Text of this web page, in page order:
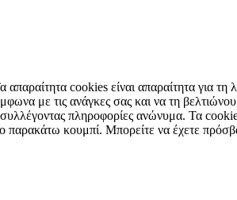
cookies είναι απαραίτητα για τη
με τις ανάγκες σας και να τη
πληροφορίες ανώνυμα. Τα
παρακάτω κουμπί. Μπορείτε να έχετε